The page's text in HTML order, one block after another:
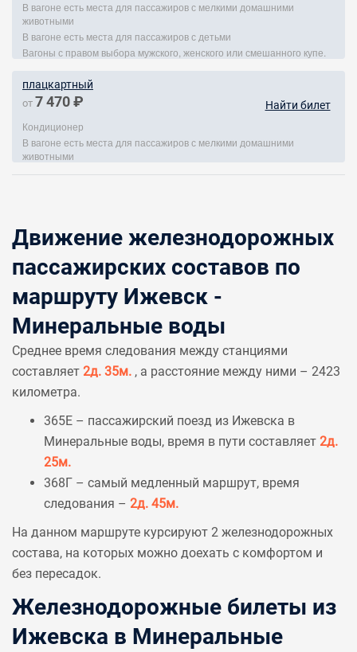
В вагоне есть места для пассажиров с мелкими домашними
животными
В вагоне есть места для пассажиров с детьми
Вагоны с правом выбора мужского, женского или смешанного купе.
плацкартный
от 7 470 ₽ Найти билет
Кондиционер
В вагоне есть места для пассажиров с мелкими домашними
животными
Движение железнодорожных
пассажирских составов по
маршруту Ижевск -
Минеральные воды
Среднее время следования между станциями
составляет 2д. 35м. , а расстояние между ними – 2423
километра.
365Е – пассажирский поезд из Ижевска в
Минеральные воды, время в пути составляет 2д.
25м.
368Г – самый медленный маршрут, время
следования – 2д. 45м.
На данном маршруте курсируют 2 железнодорожных
состава, на которых можно доехать с комфортом и
без пересадок.
Железнодорожные билеты из
Ижевска в Минеральные